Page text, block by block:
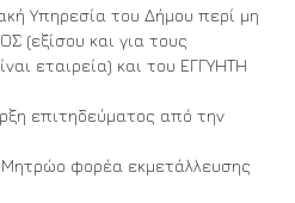
Υπηρεσία του Δήμου περί μη
(εξίσου και για τους
εταιρεία) και του ΕΓΓΥΗΤΗ
επιτηδεύματος από την
φορέα εκμετάλλευσης